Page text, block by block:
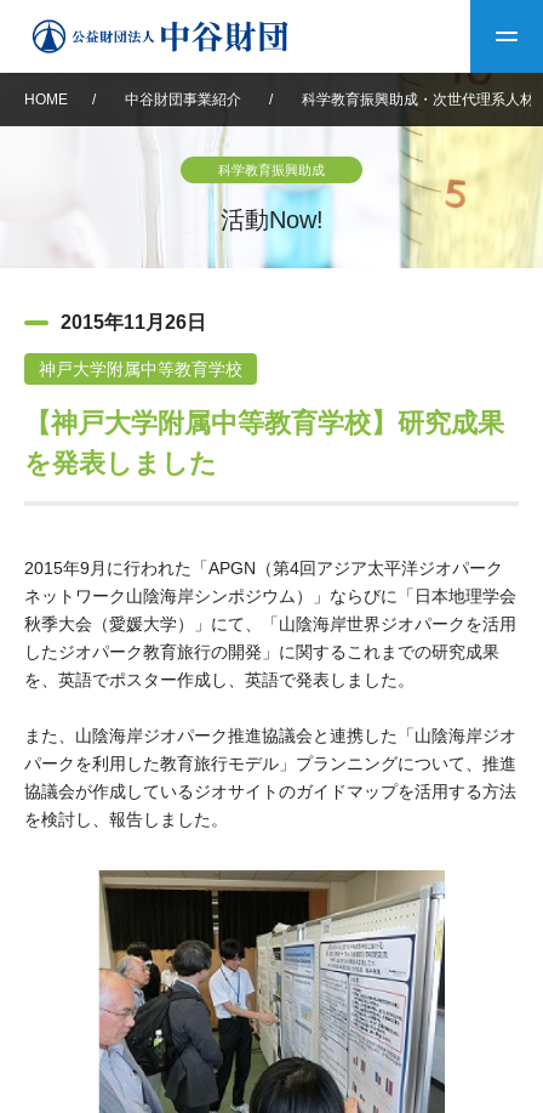
中谷財団について
設立趣意書
沿革 40年史デジタルブック
役員・評議員 公開情報
年報一覧 中谷財団レポート
中谷財団事業紹介
神戸賞 長期大型研究助成
大学院生奨学金
国際学生交流プログラ
ム
科学教育振興助成・
ログラム助成
中谷財団動画紹介
その他情報
アクセス よくあるご質問
サイトマップ 中谷財団アーカイブ
日本語 English マイページ
HOME / 中谷財団事業紹介 / 科学教育振興助成・次世代理系人材
科学教育振興助成
活動Now!
2015年11月26日
神戸大学附属中等教育学校
【神戸大学附属中等教育学校】研究成果
を発表しました
2015年9月に行われた「APGN（第4回アジア太平洋ジオパーク
ネットワーク山陰海岸シンポジウム）」ならびに「日本地理学会
秋季大会（愛媛大学）」にて、「山陰海岸世界ジオパークを活用
したジオパーク教育旅行の開発」に関するこれまでの研究成果
を、英語でポスター作成し、英語で発表しました。
また、山陰海岸ジオパーク推進協議会と連携した「山陰海岸ジオ
パークを利用した教育旅行モデル」プランニングについて、推進
協議会が作成しているジオサイトのガイドマップを活用する方法
を検討し、報告しました。